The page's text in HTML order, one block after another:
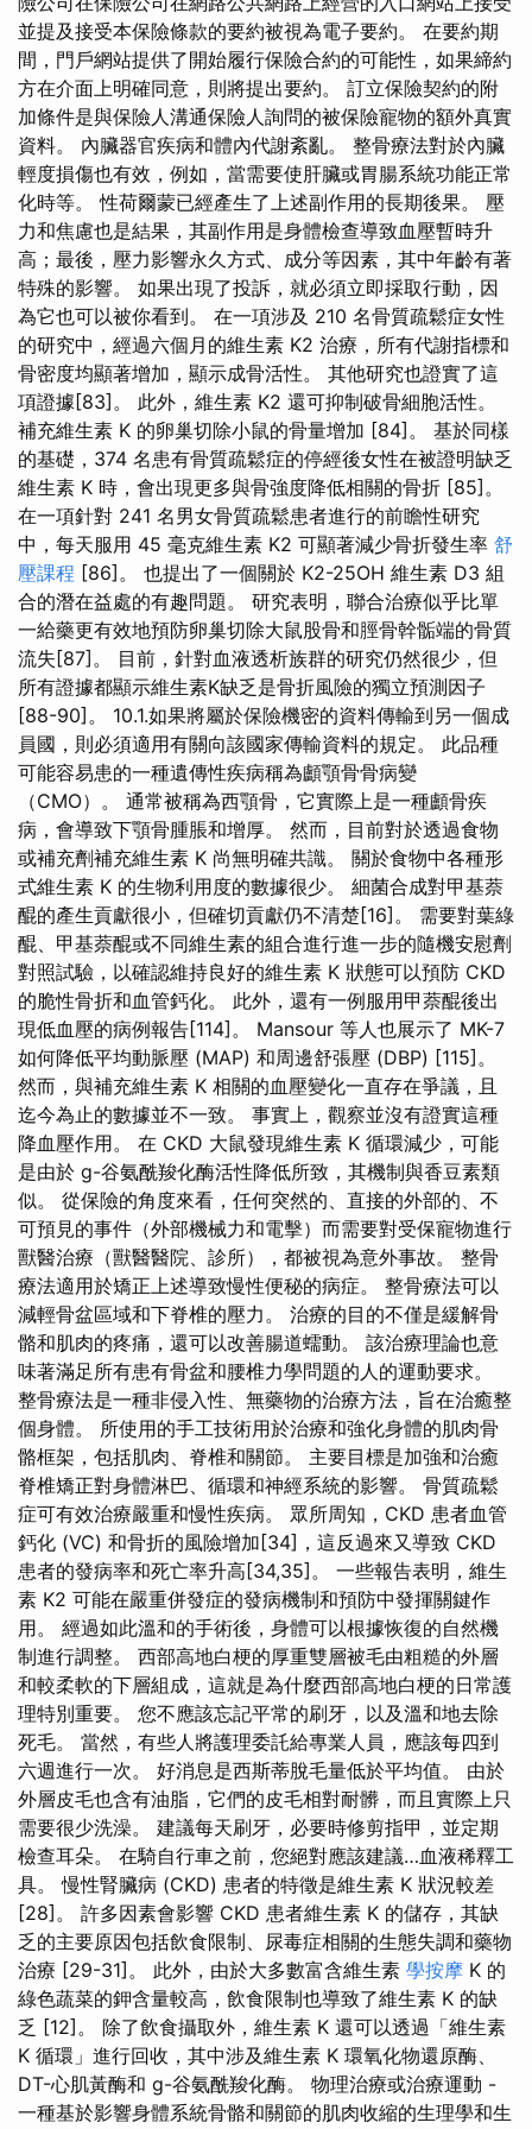
並提及接受本保險條款的要約被視為電子要約。 在要約期
間，門戶網站提供了開始履行保險合約的可能性，如果締約
方在介面上明確同意，則將提出要約。 訂立保險契約的附
加條件是與保險人溝通保險人詢問的被保險寵物的額外真實
資料。 內臟器官疾病和體內代謝紊亂。 整骨療法對於內臟
輕度損傷也有效，例如，當需要使肝臟或胃腸系統功能正常
化時等。 性荷爾蒙已經產生了上述副作用的長期後果。 壓
力和焦慮也是結果，其副作用是身體檢查導致血壓暫時升
高；最後，壓力影響永久方式、成分等因素，其中年齡有著
特殊的影響。 如果出現了投訴，就必須立即採取行動，因
為它也可以被你看到。 在一項涉及 210 名骨質疏鬆症女性
的研究中，經過六個月的維生素 K2 治療，所有代謝指標和
骨密度均顯著增加，顯示成骨活性。 其他研究也證實了這
項證據[83]。 此外，維生素 K2 還可抑制破骨細胞活性。
補充維生素 K 的卵巢切除小鼠的骨量增加 [84]。 基於同樣
的基礎，374 名患有骨質疏鬆症的停經後女性在被證明缺乏
維生素 K 時，會出現更多與骨強度降低相關的骨折 [85]。
在一項針對 241 名男女骨質疏鬆患者進行的前瞻性研究
中，每天服用 45 毫克維生素 K2 可顯著減少骨折發生率 舒
壓課程 [86]。 也提出了一個關於 K2-25OH 維生素 D3 組
合的潛在益處的有趣問題。 研究表明，聯合治療似乎比單
一給藥更有效地預防卵巢切除大鼠股骨和脛骨幹骺端的骨質
流失[87]。 目前，針對血液透析族群的研究仍然很少，但
所有證據都顯示維生素K缺乏是骨折風險的獨立預測因子
[88-90]。 10.1.如果將屬於保險機密的資料傳輸到另一個成
員國，則必須適用有關向該國家傳輸資料的規定。 此品種
可能容易患的一種遺傳性疾病稱為顱顎骨骨病變
（CMO）。 通常被稱為西顎骨，它實際上是一種顱骨疾
病，會導致下顎骨腫脹和增厚。 然而，目前對於透過食物
或補充劑補充維生素 K 尚無明確共識。 關於食物中各種形
式維生素 K 的生物利用度的數據很少。 細菌合成對甲基萘
醌的產生貢獻很小，但確切貢獻仍不清楚[16]。 需要對葉綠
醌、甲基萘醌或不同維生素的組合進行進一步的隨機安慰劑
對照試驗，以確認維持良好的維生素 K 狀態可以預防 CKD
的脆性骨折和血管鈣化。 此外，還有一例服用甲萘醌後出
現低血壓的病例報告[114]。 Mansour 等人也展示了 MK-7
如何降低平均動脈壓 (MAP) 和周邊舒張壓 (DBP) [115]。
然而，與補充維生素 K 相關的血壓變化一直存在爭議，且
迄今為止的數據並不一致。 事實上，觀察並沒有證實這種
降血壓作用。 在 CKD 大鼠發現維生素 K 循環減少，可能
是由於 g-谷氨酰羧化酶活性降低所致，其機制與香豆素類
似。 從保險的角度來看，任何突然的、直接的外部的、不
可預見的事件（外部機械力和電擊）而需要對受保寵物進行
獸醫治療（獸醫醫院、診所），都被視為意外事故。 整骨
療法適用於矯正上述導致慢性便秘的病症。 整骨療法可以
減輕骨盆區域和下脊椎的壓力。 治療的目的不僅是緩解骨
骼和肌肉的疼痛，還可以改善腸道蠕動。 該治療理論也意
味著滿足所有患有骨盆和腰椎力學問題的人的運動要求。
整骨療法是一種非侵入性、無藥物的治療方法，旨在治癒整
個身體。 所使用的手工技術用於治療和強化身體的肌肉骨
骼框架，包括肌肉、脊椎和關節。 主要目標是加強和治癒
脊椎矯正對身體淋巴、循環和神經系統的影響。 骨質疏鬆
症可有效治療嚴重和慢性疾病。 眾所周知，CKD 患者血管
鈣化 (VC) 和骨折的風險增加[34]，這反過來又導致 CKD
患者的發病率和死亡率升高[34,35]。 一些報告表明，維生
素 K2 可能在嚴重併發症的發病機制和預防中發揮關鍵作
用。 經過如此溫和的手術後，身體可以根據恢復的自然機
制進行調整。 西部高地白梗的厚重雙層被毛由粗糙的外層
和較柔軟的下層組成，這就是為什麼西部高地白梗的日常護
理特別重要。 您不應該忘記平常的刷牙，以及溫和地去除
死毛。 當然，有些人將護理委託給專業人員，應該每四到
六週進行一次。 好消息是西斯蒂脫毛量低於平均值。 由於
外層皮毛也含有油脂，它們的皮毛相對耐髒，而且實際上只
需要很少洗澡。 建議每天刷牙，必要時修剪指甲，並定期
檢查耳朵。 在騎自行車之前，您絕對應該建議…血液稀釋工
具。 慢性腎臟病 (CKD) 患者的特徵是維生素 K 狀況較差
[28]。 許多因素會影響 CKD 患者維生素 K 的儲存，其缺
乏的主要原因包括飲食限制、尿毒症相關的生態失調和藥物
治療 [29-31]。 此外，由於大多數富含維生素 學按摩 K 的
綠色蔬菜的鉀含量較高，飲食限制也導致了維生素 K 的缺
乏 [12]。 除了飲食攝取外，維生素 K 還可以透過「維生素
K 循環」進行回收，其中涉及維生素 K 環氧化物還原酶、
DT-心肌黃酶和 g-谷氨酰羧化酶。 物理治療或治療運動 -
一種基於影響身體系統骨骼和關節的肌肉收縮的生理學和生